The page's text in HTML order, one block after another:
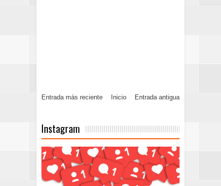
Entrada más reciente Entrada antigua
Inicio
Instagram